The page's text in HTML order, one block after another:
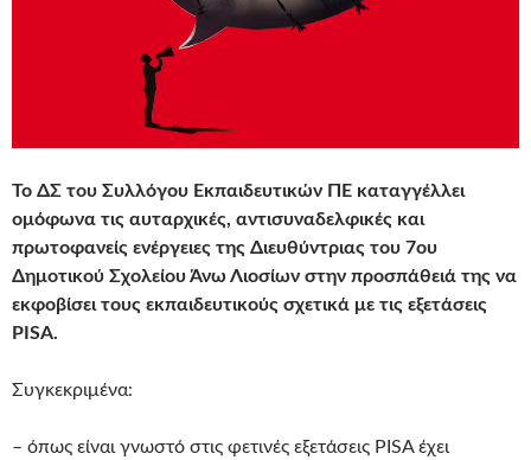
Το ΔΣ του Συλλόγου Εκπαιδευτικών ΠΕ καταγγέλλει
ομόφωνα τις αυταρχικές, αντισυναδελφικές και
πρωτοφανείς ενέργειες της Διευθύντριας του 7ου
Δημοτικού Σχολείου Άνω Λιοσίων στην προσπάθειά της να
εκφοβίσει τους εκπαιδευτικούς σχετικά με τις εξετάσεις
PISA.
Συγκεκριμένα:
– όπως είναι γνωστό στις φετινές εξετάσεις PISA έχει